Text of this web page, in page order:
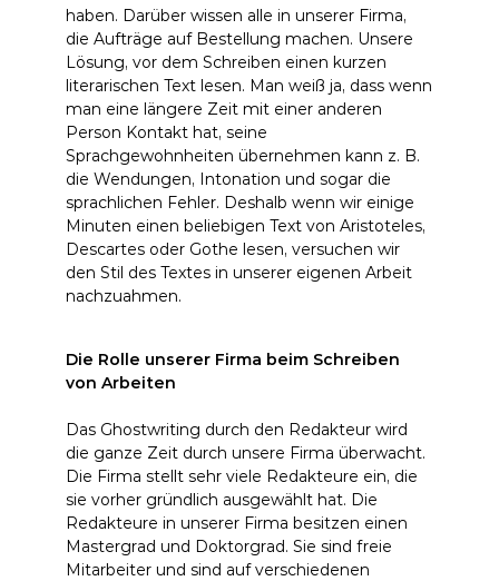
haben. Darüber wissen alle in unserer Firma,
die Aufträge auf Bestellung machen. Unsere
Lösung, vor dem Schreiben einen kurzen
literarischen Text lesen. Man weiß ja, dass wenn
man eine längere Zeit mit einer anderen
Person Kontakt hat, seine
Sprachgewohnheiten übernehmen kann z. B.
die Wendungen, Intonation und sogar die
sprachlichen Fehler. Deshalb wenn wir einige
Minuten einen beliebigen Text von Aristoteles,
Descartes oder Gothe lesen, versuchen wir
den Stil des Textes in unserer eigenen Arbeit
nachzuahmen.
Die Rolle unserer Firma beim Schreiben
von Arbeiten
Das Ghostwriting durch den Redakteur wird
die ganze Zeit durch unsere Firma überwacht.
Die Firma stellt sehr viele Redakteure ein, die
sie vorher gründlich ausgewählt hat. Die
Redakteure in unserer Firma besitzen einen
Mastergrad und Doktorgrad. Sie sind freie
Mitarbeiter und sind auf verschiedenen